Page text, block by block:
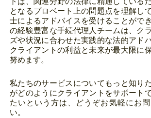
となるプロベート上の問題点を理解し
士によるアドバイスを受けることがで
の経験豊富な手続代理人チームは、ク
ズや状況に合わせた実践的な法的アド
クライアントの利益と未来が最大限に
努めます。
私たちのサービスについてもっと知り
がどのようにクライアントをサポート
たいという方は、どうぞお気軽にお
い。